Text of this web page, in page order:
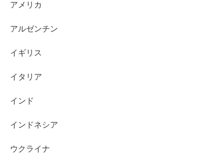
アメリカ
アルゼンチン
イギリス
イタリア
インド
インドネシア
ウクライナ